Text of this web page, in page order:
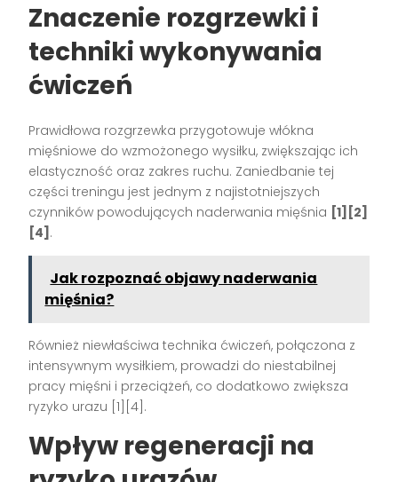
Znaczenie rozgrzewki i
techniki wykonywania
ćwiczeń
Prawidłowa rozgrzewka przygotowuje włókna
mięśniowe do wzmożonego wysiłku, zwiększając ich
elastyczność oraz zakres ruchu. Zaniedbanie tej
części treningu jest jednym z najistotniejszych
czynników powodujących naderwania mięśnia [1][2]
[4] .
Jak rozpoznać objawy naderwania
mięśnia?
Również niewłaściwa technika ćwiczeń, połączona z
intensywnym wysiłkiem, prowadzi do niestabilnej
pracy mięśni i przeciążeń, co dodatkowo zwiększa
ryzyko urazu [1][4] .
Wpływ regeneracji na